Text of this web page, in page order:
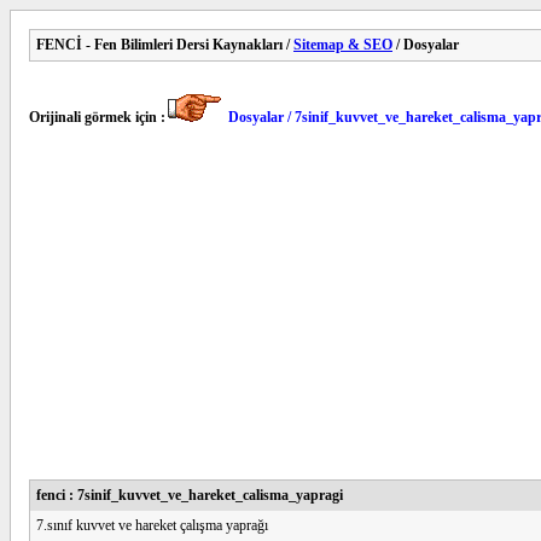
FENCİ - Fen Bilimleri Dersi Kaynakları /Sitemap & SEO / Dosyalar
Orijinali görmek için : Dosyalar /
fenci : 7sinif_kuvvet_ve_hareket_calisma_yapragi
7.sınıf kuvvet ve hareket çalışma yaprağı